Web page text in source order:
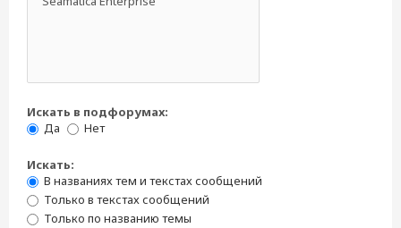
Искать в подфорумах:
Да
Нет
Искать:
В названиях тем и текстах сообщений
Только в текстах сообщений
Только по названию темы